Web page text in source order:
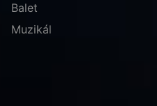
Balet
Muzikál